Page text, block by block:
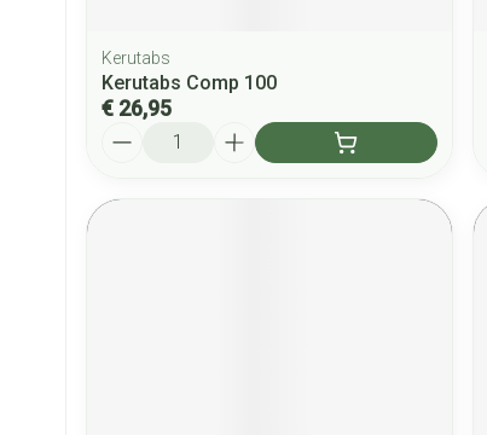
Kerutabs
Kerutabs Comp 100
€ 26,95